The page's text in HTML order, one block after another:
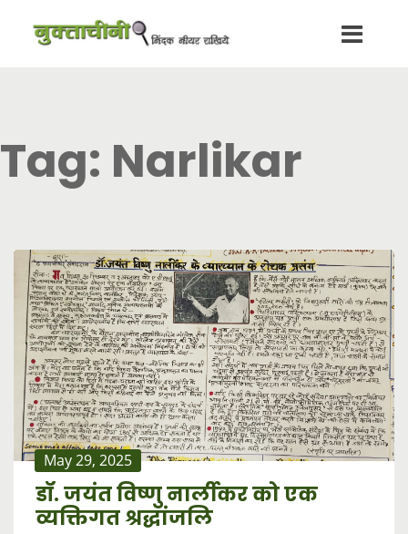
Tag: Narlikar
May 29, 2025
डॉ. जयंत विष्णु नार्लीकर को एक
व्यक्तिगत श्रद्धांजलि